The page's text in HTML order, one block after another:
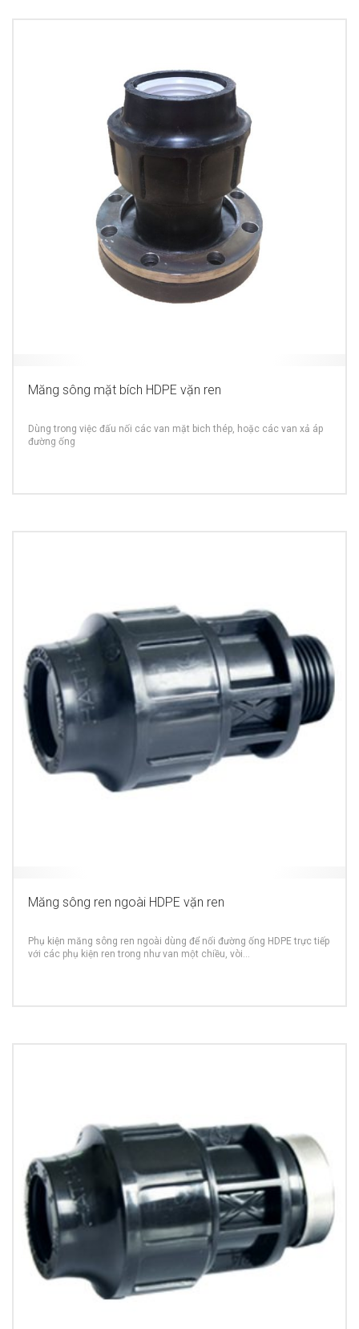
Măng sông mặt bích HDPE vặn ren
Dùng trong việc đấu nối các van mặt bich thép, hoặc các van xả áp
đường ống
Măng sông ren ngoài HDPE vặn ren
Phụ kiện măng sông ren ngoài dùng để nối đường ống HDPE trực tiếp
với các phụ kiện ren trong như van một chiều, vòi…